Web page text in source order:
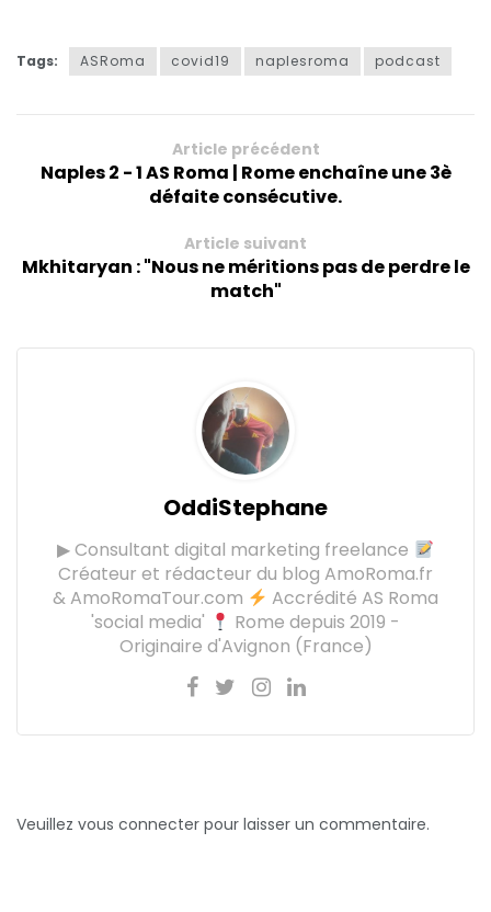
Tags: ASRoma covid19 naplesroma podcast
Article précédent
Naples 2 - 1 AS Roma | Rome enchaîne une 3è
défaite consécutive.
Article suivant
Mkhitaryan : "Nous ne méritions pas de perdre le
match"
OddiStephane
▶ Consultant digital marketing freelance
Créateur et rédacteur du blog AmoRoma.fr
& AmoRomaTour.com
Accrédité AS Roma
'social media'
Rome depuis 2019 -
Originaire d'Avignon (France)
Veuillez vous connecter pour laisser un commentaire.